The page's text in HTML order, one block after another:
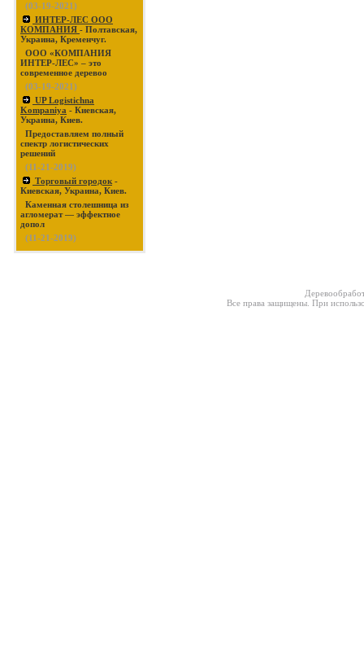
(03-19-2021)
ИНТЕР-ЛЕС ООО
КОМПАНИЯ - Полтавская,
Украина, Кременчуг.
ООО «КОМПАНИЯ
ИНТЕР-ЛЕС» – это
современное деревоо
(03-19-2021)
UP Logistichna
Kompaniya - Киевская,
Украина, Киев.
Предоставляем полный
спектр логистических
решений
(11-21-2019)
Торговый городок -
Киевская, Украина, Киев.
Каменная столешница из
агломерат — эффектное
допол
(11-21-2019)
Все права защищены. При